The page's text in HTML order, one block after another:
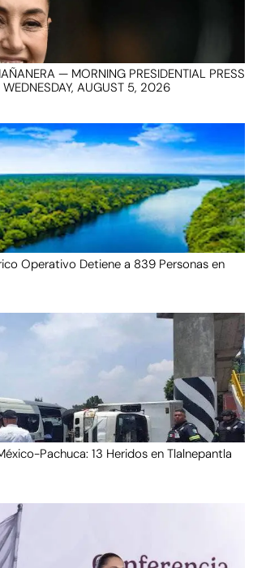
— MORNING PRESIDENTIAL PRESS
AUGUST 5, 2026
Operativo Detiene a 839 Personas en
Pachuca: 13 Heridos en Tlalnepantla